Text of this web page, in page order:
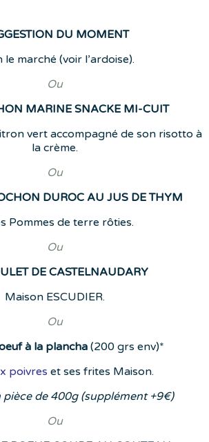
DU MOMENT
le marché (voir l’ardoise).
Ou
MARINE SNACKE MI-CUIT
vert accompagné de son risotto à
la crème.
Ou
DUROC AU JUS DE THYM
Pommes de terre rôties.
Ou
DE CASTELNAUDARY
Maison ESCUDIER.
Ou
à la plancha (200 grs env)*
poivres et ses frites Maison.
pièce de 400g (supplément +9€)
Ou